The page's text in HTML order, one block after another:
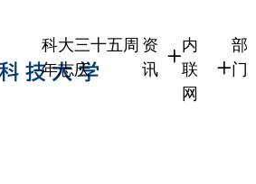
科大三十五周
年志庆
资
讯
内
联
网
部
门